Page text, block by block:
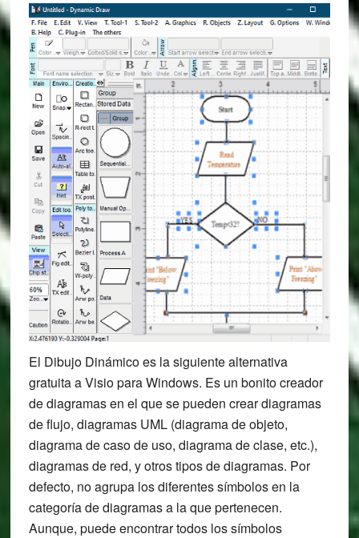
El Dibujo Dinámico es la siguiente alternativa
gratuita a Visio para Windows. Es un bonito creador
de diagramas en el que se pueden crear diagramas
de flujo, diagramas UML (diagrama de objeto,
diagrama de caso de uso, diagrama de clase, etc.),
diagramas de red, y otros tipos de diagramas. Por
defecto, no agrupa los diferentes símbolos en la
categoría de diagramas a la que pertenecen.
Aunque, puede encontrar todos los símbolos